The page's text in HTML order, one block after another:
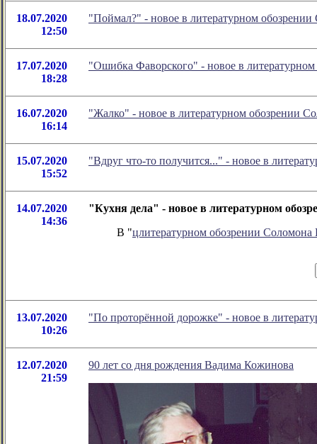
18.07.2020
12:50
"Поймал?" - новое в литературном
17.07.2020
18:28
"Ошибка Фаворского" - новое в
16.07.2020
16:14
"Жалко" - новое в литературном обозрении
15.07.2020
15:52
"Вдруг что-то получится..." - новое в
14.07.2020
14:36
"Кухня дела" - новое в литературном
В "цлитературном обозрении
13.07.2020
10:26
"По проторённой дорожке" - новое в
12.07.2020
21:59
90 лет со дня рождения Вадима Кожинова